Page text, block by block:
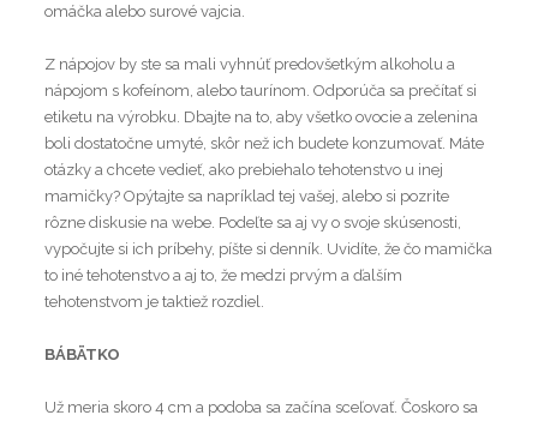
omáčka alebo surové vajcia.
Z nápojov by ste sa mali vyhnúť predovšetkým alkoholu a
nápojom s kofeínom, alebo taurínom. Odporúča sa prečítať si
etiketu na výrobku. Dbajte na to, aby všetko ovocie a zelenina
boli dostatočne umyté, skôr než ich budete konzumovať. Máte
otázky a chcete vedieť, ako prebiehalo tehotenstvo u inej
mamičky? Opýtajte sa napríklad tej vašej, alebo si pozrite
rôzne diskusie na webe. Podeľte sa aj vy o svoje skúsenosti,
vypočujte si ich príbehy, píšte si denník. Uvidíte, že čo mamička
to iné tehotenstvo a aj to, že medzi prvým a ďalším
tehotenstvom je taktiež rozdiel.
BÁBÄTKO
Už meria skoro 4 cm a podoba sa začína sceľovať. Čoskoro sa